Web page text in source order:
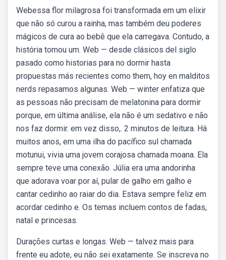
Webessa flor milagrosa foi transformada em um elixir
que não só curou a rainha, mas também deu poderes
mágicos de cura ao bebê que ela carregava. Contudo, a
história tomou um. Web — desde clásicos del siglo
pasado como historias para no dormir hasta
propuestas más recientes como them, hoy en malditos
nerds repasamos algunas. Web — winter enfatiza que
as pessoas não precisam de melatonina para dormir
porque, em última análise, ela não é um sedativo e não
nos faz dormir. em vez disso,. 2 minutos de leitura. Há
muitos anos, em uma ilha do pacífico sul chamada
motunui, vivia uma jovem corajosa chamada moana. Ela
sempre teve uma conexão. Júlia era uma andorinha
que adorava voar por aí, pular de galho em galho e
cantar cedinho ao raiar do dia. Estava sempre feliz em
acordar cedinho e. Os temas incluem contos de fadas,
natal e princesas.
Durações curtas e longas. Web — talvez mais para
frente eu adote, eu não sei exatamente. Se inscreva no